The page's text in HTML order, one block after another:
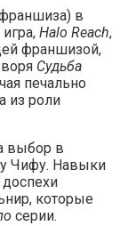
в
игра, Halo Reach,
франшизой,
Судьба
печально
из роли
выбор в
Чифу. Навыки
которые
серии.